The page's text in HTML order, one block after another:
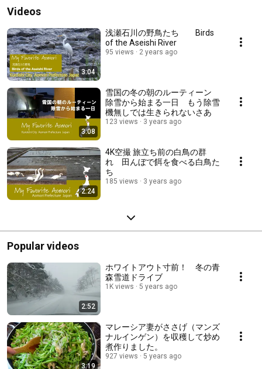
Videos
3:04
浅瀬石川の野鳥たち Birds
of the Aseishi River
95 views 2 years ago
3:08
雪国の冬の朝のルーティーン
除雪から始まる一日 もう除雪
機無しでは生きられないさあ
123 views 3 years ago
2:24
4K空撮 旅立ち前の白鳥の群
れ 田んぼで餌を食べる白鳥た
ち
185 views 3 years ago
Popular videos
2:52
ホワイトアウト寸前！ 冬の青
森雪道ドライブ
1K views 5 years ago
3:19
マレーシア妻がささげ（マンズ
ナルインゲン）を収穫して炒め
煮作りました。
927 views 5 years ago